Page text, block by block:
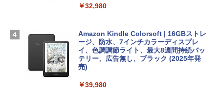
ラ、Touch ID - ミッドナイト + 3年延長
￥347,600
【Amazon.co.jp限定】 HP ノートパソコ
SSD インテル Core 5
Robloxギフトカード - 1000 Robux 【限
ラインコード版
￥1,600
版)|オンラインコード版|Windows11、1
FM TOWNS ハイパー・カタログ: 本体ハ
￥1,600
1冊ですべて身につくHTML & CSSとWe
￥32,980
Amazon Kindle Colorsoft | 16GBストレ
ージ、防水、7インチカラーディスプレ
イ、色調調節ライト、最大8週間持続バッ
テリー、広告無し、ブラック (2025年発
売)
￥39,980